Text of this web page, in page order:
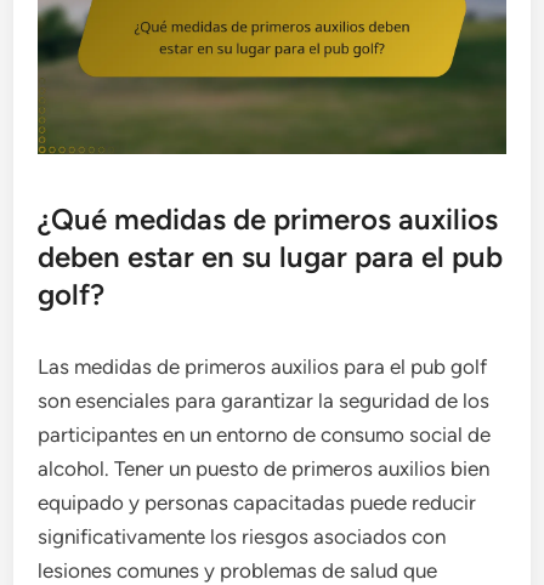
¿Qué medidas de primeros auxilios
deben estar en su lugar para el pub
golf?
Las medidas de primeros auxilios para el pub golf
son esenciales para garantizar la seguridad de los
participantes en un entorno de consumo social de
alcohol. Tener un puesto de primeros auxilios bien
equipado y personas capacitadas puede reducir
significativamente los riesgos asociados con
lesiones comunes y problemas de salud que